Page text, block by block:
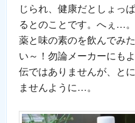
じられ、健康だとしょっ
るとのことです。へぇ…
薬と味の素のを飲んでみ
い～！勿論メーカーにも
伝ではありませんが、と
ませんように…。